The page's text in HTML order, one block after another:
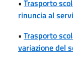
• Trasporto
rinuncia al
• Trasporto
variazione del